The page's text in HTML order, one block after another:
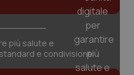
più salute e
e condivisione
www.quotidianosanita.it